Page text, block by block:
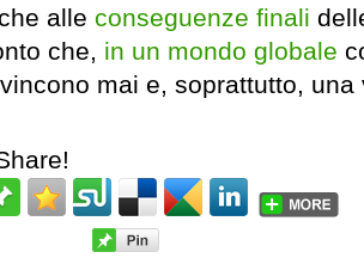
alle conseguenze finali
che, in un mondo globale
mai e, soprattutto,